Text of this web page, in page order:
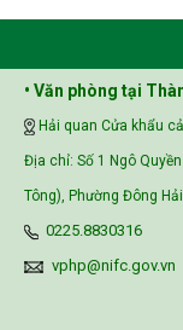
• Văn phòng tại
Hải quan Cửa khẩu
Địa chỉ: Số 1 Ngô
Tông), Phường Đông
0225.8830316
vphp@nifc.gov.vn